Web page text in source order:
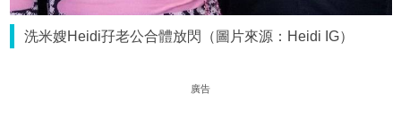
洗米嫂Heidi孖老公合體放閃（圖片來源：Heidi IG）
廣告